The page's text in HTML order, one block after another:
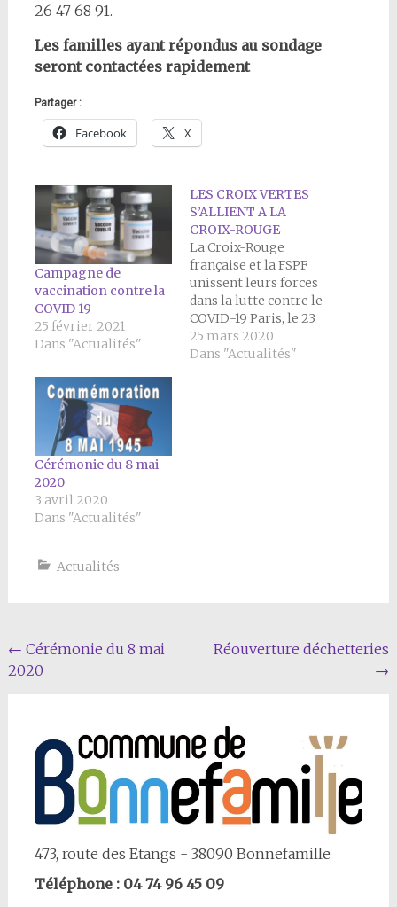
26 47 68 91.
Les familles ayant répondus au sondage
seront contactées rapidement
Partager :
Facebook X
Campagne de
vaccination contre la
COVID 19
25 février 2021
Dans "Actualités"
LES CROIX VERTES
S’ALLIENT A LA
CROIX-ROUGE
La Croix-Rouge
française et la FSPF
unissent leurs forces
dans la lutte contre le
COVID-19 Paris, le 23
mars 2020 La Croix-
Rouge française et la
25 mars 2020
Dans "Actualités"
Cérémonie du 8 mai
2020
3 avril 2020
Dans "Actualités"
Actualités
Navigation
Article
← Cérémonie du 8 mai
2020
Réouverture déchetteries
→
473, route des Etangs - 38090 Bonnefamille
Téléphone : 04 74 96 45 09